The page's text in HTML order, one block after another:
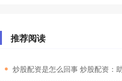
推荐阅读
炒股配资是怎么回事 炒股配资：